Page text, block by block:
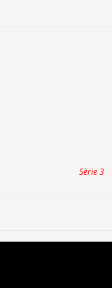
Sèrie 3